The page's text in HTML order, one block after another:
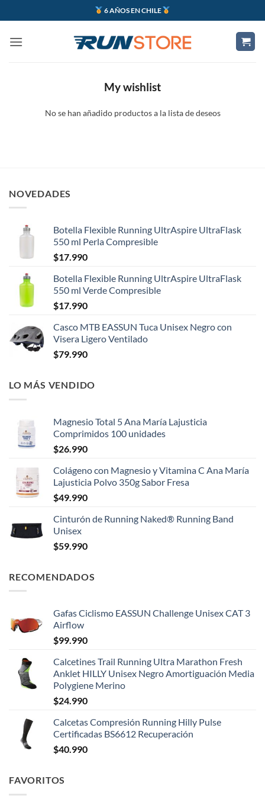
al
contenido
6 AÑOS EN CHILE
My wishlist
No se han añadido productos a la lista de deseos
NOVEDADES
Botella Flexible Running UltrAspire UltraFlask
550 ml Perla Compresible
$17.990
Botella Flexible Running UltrAspire UltraFlask
550 ml Verde Compresible
$17.990
Casco MTB EASSUN Tuca Unisex Negro con
Visera Ligero Ventilado
$79.990
LO MÁS VENDIDO
Magnesio Total 5 Ana María Lajusticia
Comprimidos 100 unidades
$26.990
Colágeno con Magnesio y Vitamina C Ana María
Lajusticia Polvo 350g Sabor Fresa
$49.990
Cinturón de Running Naked® Running Band
Unisex
$59.990
RECOMENDADOS
Gafas Ciclismo EASSUN Challenge Unisex CAT 3
Airflow
$99.990
Calcetines Trail Running Ultra Marathon Fresh
Anklet HILLY Unisex Negro Amortiguación Media
Polygiene Merino
$24.990
Calcetas Compresión Running Hilly Pulse
Certificadas BS6612 Recuperación
$40.990
FAVORITOS